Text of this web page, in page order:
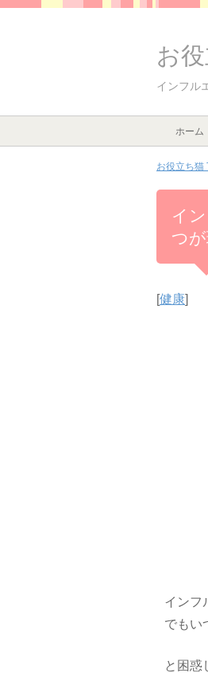
お
インフル
ホーム
お役立ち猫
イ
つ
[健康]
インフ
でもい
と困惑